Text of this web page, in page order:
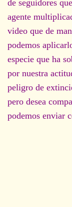
de seguidores
agente
video que de
podemos
especie que ha
por nuestra
peligro de
pero desea
podemos enviar